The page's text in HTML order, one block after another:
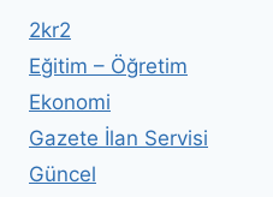
2kr2
Eğitim – Öğretim
Ekonomi
Gazete İlan Servisi
Güncel